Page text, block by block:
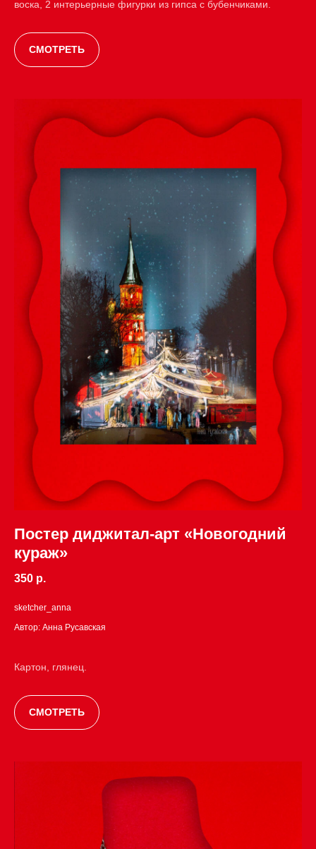
воска, 2 интерьерные фигурки из гипса с бубенчиками.
СМОТРЕТЬ
Постер диджитал-арт «Новогодний
кураж»
350 р.
sketcher_anna
Автор: Анна Русавская
Картон, глянец.
СМОТРЕТЬ